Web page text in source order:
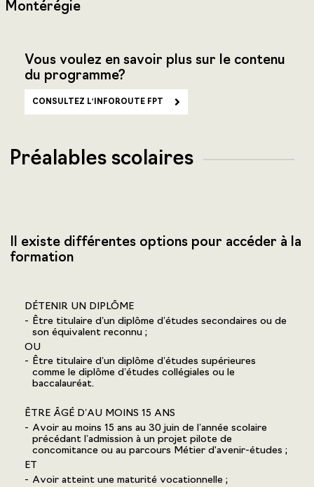
Montérégie
Vous voulez en savoir plus sur le contenu
du programme?
CONSULTEZ L'INFOROUTE FPT
Préalables scolaires
Il existe différentes options pour accéder à la
formation
DÉTENIR UN DIPLÔME
Être titulaire d’un diplôme d’études secondaires ou de
son équivalent reconnu ;
OU
Être titulaire d’un diplôme d’études supérieures
comme le diplôme d’études collégiales ou le
baccalauréat.
ÊTRE ÂGÉ D’AU MOINS 15 ANS
Avoir au moins 15 ans au 30 juin de l’année scolaire
précédant l’admission à un projet pilote de
concomitance ou au parcours Métier d'avenir-études ;
ET
Avoir atteint une maturité vocationnelle ;